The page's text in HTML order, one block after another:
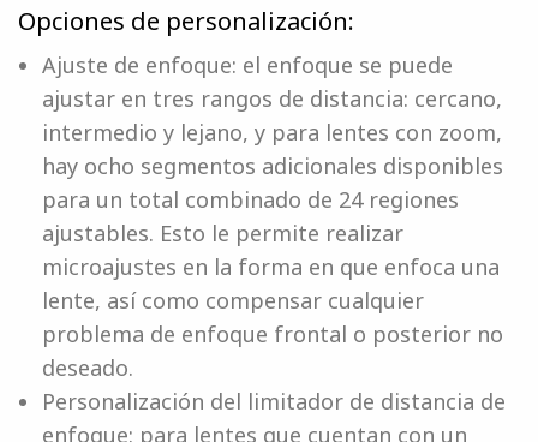
Opciones de personalización:
Ajuste de enfoque: el enfoque se puede
ajustar en tres rangos de distancia: cercano,
intermedio y lejano, y para lentes con zoom,
hay ocho segmentos adicionales disponibles
para un total combinado de 24 regiones
ajustables. Esto le permite realizar
microajustes en la forma en que enfoca una
lente, así como compensar cualquier
problema de enfoque frontal o posterior no
deseado.
Personalización del limitador de distancia de
enfoque: para lentes que cuentan con un